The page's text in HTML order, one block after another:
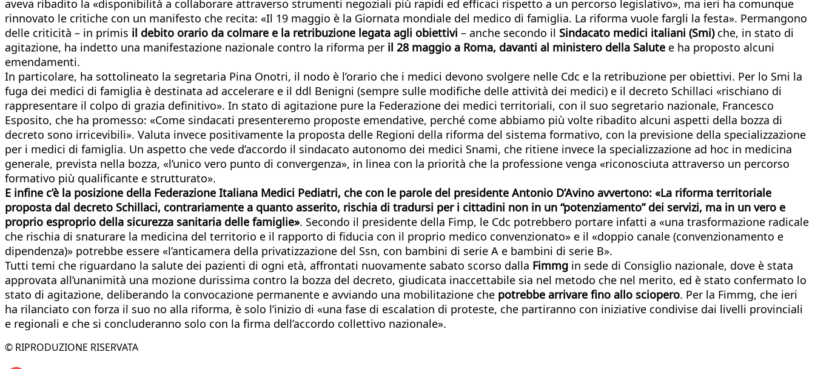
aveva ribadito la «disponibilità a collaborare attraverso strumenti negoziali più rapidi ed efficaci rispetto a un percorso legislativo», ma ieri ha comunque
rinnovato le critiche con un manifesto che recita: «Il 19 maggio è la Giornata mondiale del medico di famiglia. La riforma vuole fargli la festa». Permangono
delle criticità – in primis il debito orario da colmare e la retribuzione legata agli obiettivi – anche secondo il Sindacato medici italiani (Smi)che, in stato di
agitazione, ha indetto una manifestazione nazionale contro la riforma per il 28 maggio a Roma, davanti al ministero della Salute e ha proposto alcuni
emendamenti.
In particolare, ha sottolineato la segretaria Pina Onotri, il nodo è l’orario che i medici devono svolgere nelle Cdc e la retribuzione per obiettivi. Per lo Smi la
fuga dei medici di famiglia è destinata ad accelerare e il ddl Benigni (sempre sulle modifiche delle attività dei medici) e il decreto Schillaci «rischiano di
rappresentare il colpo di grazia definitivo». In stato di agitazione pure la Federazione dei medici territoriali, con il suo segretario nazionale, Francesco
Esposito, che ha promesso: «Come sindacati presenteremo proposte emendative, perché come abbiamo più volte ribadito alcuni aspetti della bozza di
decreto sono irricevibili». Valuta invece positivamente la proposta delle Regioni della riforma del sistema formativo, con la previsione della specializzazione
per i medici di famiglia. Un aspetto che vede d’accordo il sindacato autonomo dei medici Snami, che ritiene invece la specializzazione ad hoc in medicina
generale, prevista nella bozza, «l’unico vero punto di convergenza», in linea con la priorità che la professione venga «riconosciuta attraverso un percorso
formativo più qualificante e strutturato».
E infine c’è la posizione della Federazione Italiana Medici Pediatri, che con le parole del presidente Antonio D’Avino avvertono: «La riforma territoriale
proposta dal decreto Schillaci, contrariamente a quanto asserito, rischia di tradursi per i cittadini non in un “potenziamento” dei servizi, ma in un vero e
proprio esproprio della sicurezza sanitaria delle famiglie». Secondo il presidente della Fimp, le Cdc potrebbero portare infatti a «una trasformazione radicale
che rischia di snaturare la medicina del territorio e il rapporto di fiducia con il proprio medico convenzionato» e il «doppio canale (convenzionamento e
dipendenza)» potrebbe essere «l’anticamera della privatizzazione del Ssn, con bambini di serie A e bambini di serie B».
Tutti temi che riguardano la salute dei pazienti di ogni età, affrontati nuovamente sabato scorso dalla Fimmg in sede di Consiglio nazionale, dove è stata
approvata all’unanimità una mozione durissima contro la bozza del decreto, giudicata inaccettabile sia nel metodo che nel merito, ed è stato confermato lo
stato di agitazione, deliberando la convocazione permanente e avviando una mobilitazione che potrebbe arrivare fino allo sciopero. Per la Fimmg, che ieri
ha rilanciato con forza il suo no alla riforma, è solo l’inizio di «una fase di escalation di proteste, che partiranno con iniziative condivise dai livelli provinciali
e regionali e che si concluderanno solo con la firma dell’accordo collettivo nazionale».
© RIPRODUZIONE RISERVATA